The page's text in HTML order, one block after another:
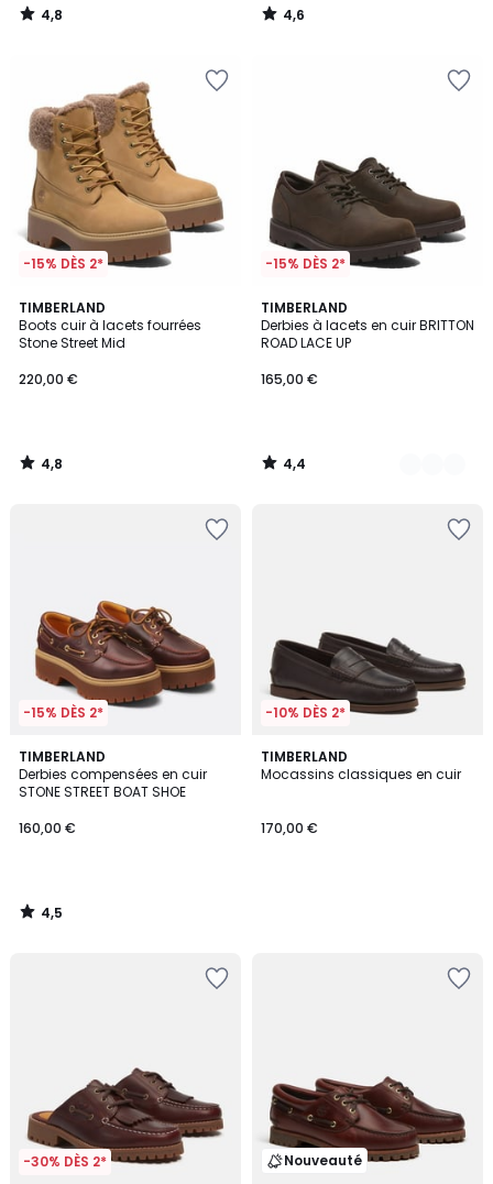
4,8
/
4,6
/
-15% DÈS 2*
TIMBERLAND
Boots cuir à lacets fourrées
Stone Street Mid
220,00 €
4,8
/ 5
4,8
/
-15% DÈS 2*
TIMBERLAND
Derbies à lacets en cuir BRITTON
ROAD LACE UP
165,00 €
4,4
/ 5
2
Couleurs
4,4
/
-15% DÈS 2*
TIMBERLAND
Derbies compensées en cuir
STONE STREET BOAT SHOE
160,00 €
4,5
/ 5
4,5
/
-10% DÈS 2*
TIMBERLAND
Mocassins classiques en cuir
170,00 €
-30% DÈS 2* Nouveauté